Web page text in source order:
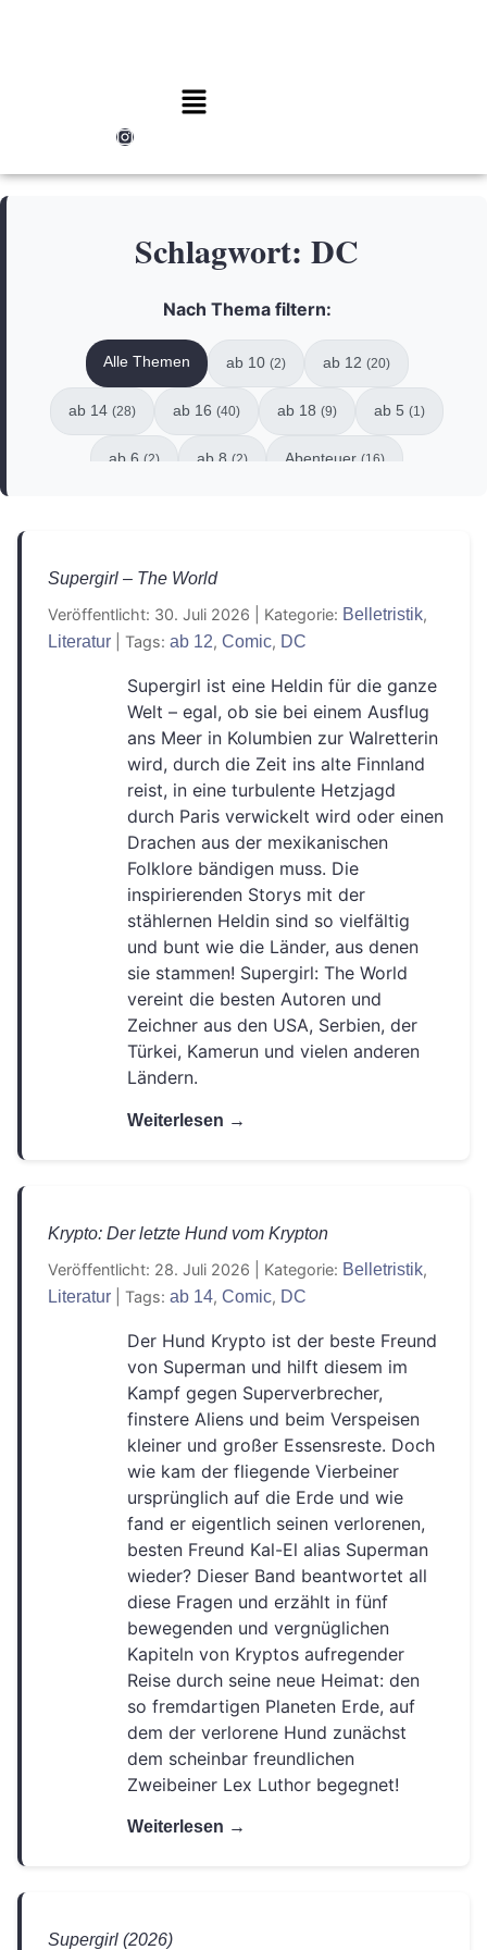
Schlagwort: DC
Nach Thema filtern:
Alle Themen ab 10 (2) ab 12 (20)
ab 14 (28) ab 16 (40) ab 18 (9) ab 5 (1)
ab 6 (2) ab 8 (2) Abenteuer (16)
Dark Romance (10)
DC Black Label(1) Detektive Drama
Dystopie(1) Einzelspieler (1)
Enemies-to-Lovers(5) Erstleser(1)
Escape(1) Familie(2) Fanliteratur
Fantasy(51) Filme(2)
Gesellschaftsspiel Graphic Novel
Historisch Horror (12) Humor
Jugendbuch(1) Kinderbuch(3)
Kochen und Backen
Manga(5) Märchen
Philosophie (1) Rätsel(1)
Romance(32) Science Fiction(11)
Superhelden(2) Third-Person(1)
Thriller (18) Vorlesebuch(1)
Weihnachten Young Adult (4)
Supergirl – The World
Veröffentlicht: 30. Juli 2026
Kategorie: Belletristik,
Literatur
Tags: ab 12, Comic, DC
Supergirl ist eine Heldin für die ganze
Welt – egal, ob sie bei einem Ausflug
ans Meer in Kolumbien zur Walretterin
wird, durch die Zeit ins alte Finnland
reist, in eine turbulente Hetzjagd
durch Paris verwickelt wird oder einen
Drachen aus der mexikanischen
Folklore bändigen muss. Die
inspirierenden Storys mit der
stählernen Heldin sind so vielfältig
und bunt wie die Länder, aus denen
sie stammen! Supergirl: The World
vereint die besten Autoren und
Zeichner aus den USA, Serbien, der
Türkei, Kamerun und vielen anderen
Ländern.
Weiterlesen →
Krypto: Der letzte Hund vom Krypton
Veröffentlicht: 28. Juli 2026
Kategorie: Belletristik,
Literatur
Tags: ab 14, Comic, DC
Der Hund Krypto ist der beste Freund
von Superman und hilft diesem im
Kampf gegen Superverbrecher,
finstere Aliens und beim Verspeisen
kleiner und großer Essensreste. Doch
wie kam der fliegende Vierbeiner
ursprünglich auf die Erde und wie
fand er eigentlich seinen verlorenen,
besten Freund Kal-El alias Superman
wieder? Dieser Band beantwortet all
diese Fragen und erzählt in fünf
bewegenden und vergnüglichen
Kapiteln von Kryptos aufregender
Reise durch seine neue Heimat: den
so fremdartigen Planeten Erde, auf
dem der verlorene Hund zunächst
dem scheinbar freundlichen
Zweibeiner Lex Luthor begegnet!
Weiterlesen →
Supergirl (2026)